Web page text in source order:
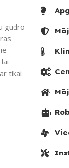
UZREIZ
gudro
tikai